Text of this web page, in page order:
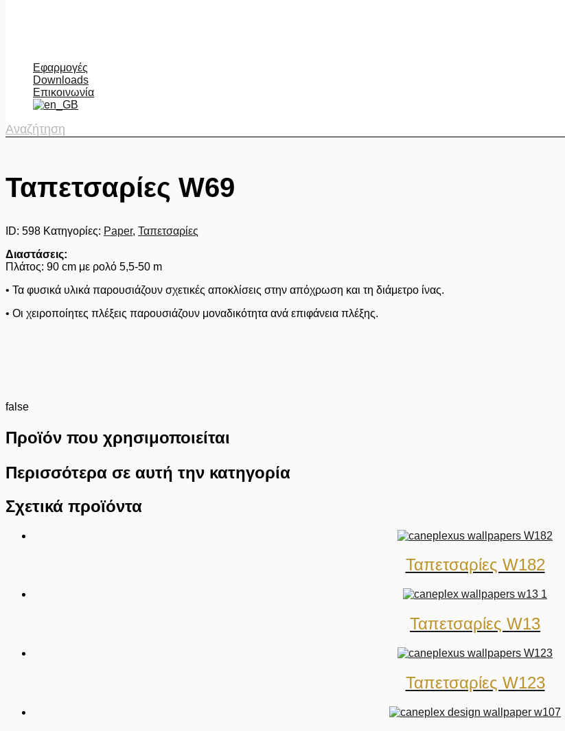
Εφαρμογές
Downloads
Επικοινωνία
Αναζήτηση
Ταπετσαρίες W69
ID: 598 Κατηγορίες: Paper, Ταπετσαρίες
Διαστάσεις:
Πλάτος: 90 cm με ρολό 5,5-50 m
• Τα φυσικά υλικά παρουσιάζουν σχετικές αποκλίσεις στην απόχρωση και τη διάμετρο ίνας.
• Οι χειροποίητες πλέξεις παρουσιάζουν μοναδικότητα ανά επιφάνεια πλέξης.
false
Προϊόν που χρησιμοποιείται
Περισσότερα σε αυτή την κατηγορία
Σχετικά προϊόντα
Ταπετσαρίες W182
Ταπετσαρίες W13
Ταπετσαρίες W123